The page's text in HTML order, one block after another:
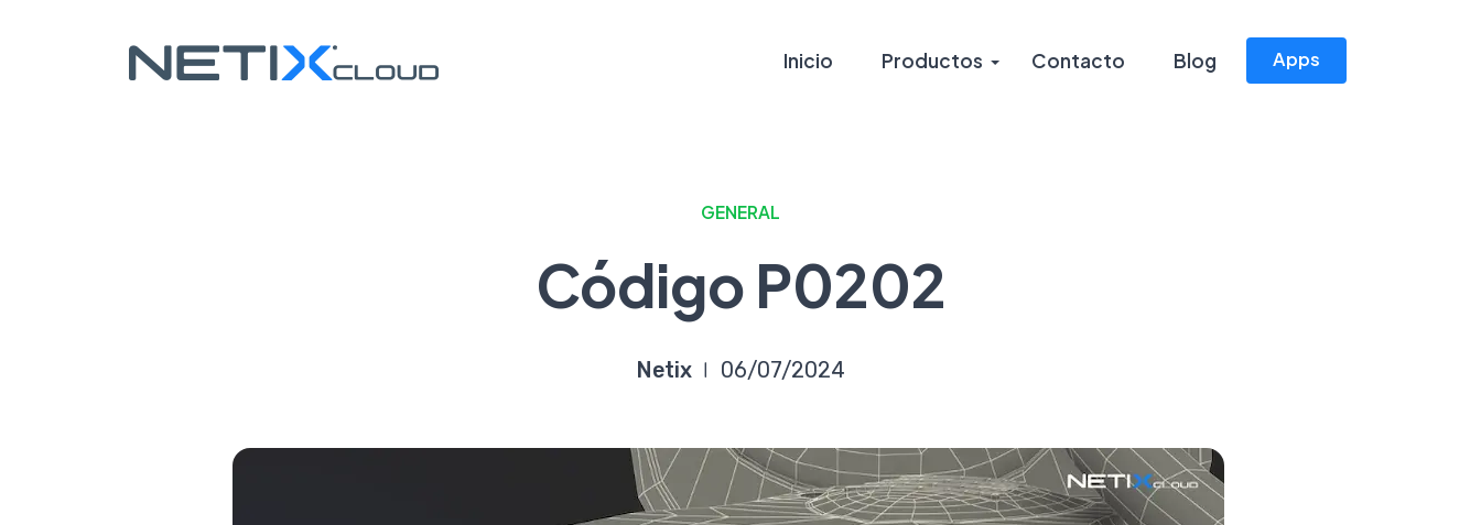
Inicio Productos Contacto Blog Apps
GENERAL
Código P0202
Netix 06/07/2024